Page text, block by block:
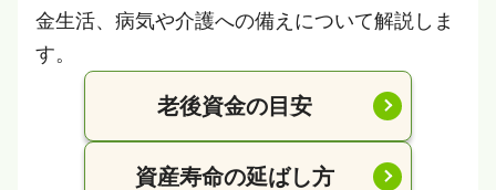
金生活、病気や介護への備えについて解説しま
す。
老後資金の目安
資産寿命の延ばし方